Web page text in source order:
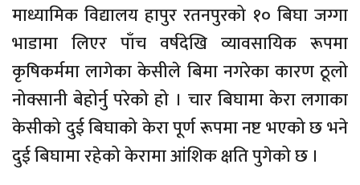
माध्यामिक विद्यालय हापुर रतनपुरको १० बिघा जग्गा
भाडामा लिएर पाँच वर्षदेखि व्यावसायिक रूपमा
कृषिकर्ममा लागेका केसीले बिमा नगरेका कारण ठूलो
नोक्सानी बेहोर्नु परेको हो । चार बिघामा केरा लगाका
केसीको दुई बिघाको केरा पूर्ण रूपमा नष्ट भएको छ भने
दुई बिघामा रहेको केरामा आंशिक क्षति पुगेको छ ।